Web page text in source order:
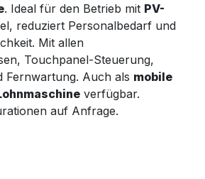
. Ideal für den Betrieb mit PV-
reduziert Personalbedarf und
Mit allen
Touchpanel-Steuerung,
Fernwartung. Auch als mobile
verfügbar.
auf Anfrage.